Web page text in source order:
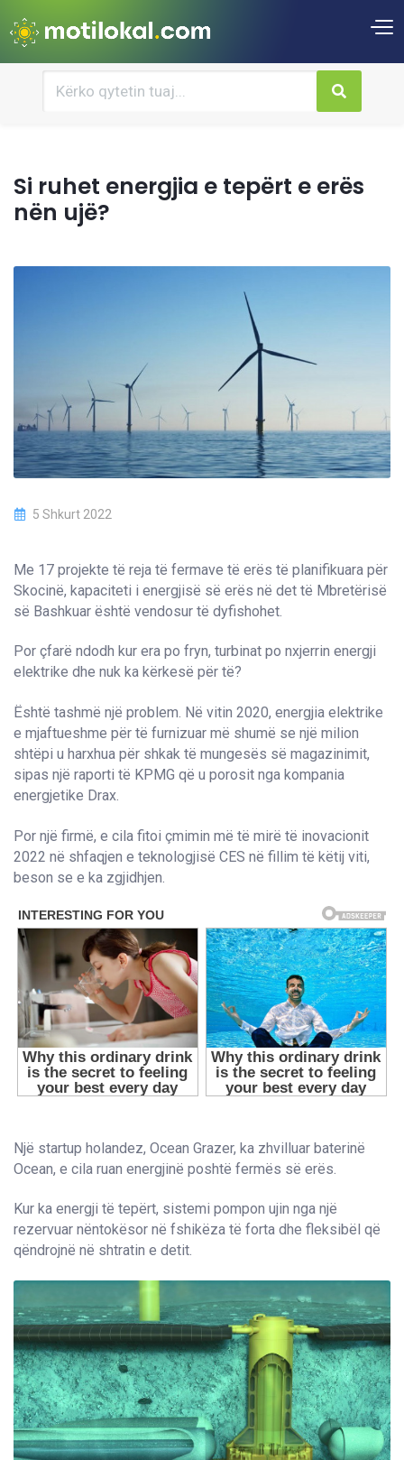
Si ruhet energjia e tepërt e erës
nën ujë?
5 Shkurt 2022
Me 17 projekte të reja të fermave të erës të planifikuara për
Skocinë, kapaciteti i energjisë së erës në det të Mbretërisë
së Bashkuar është vendosur të dyfishohet.
Por çfarë ndodh kur era po fryn, turbinat po nxjerrin energji
elektrike dhe nuk ka kërkesë për të?
Është tashmë një problem. Në vitin 2020, energjia elektrike
e mjaftueshme për të furnizuar më shumë se një milion
shtëpi u harxhua për shkak të mungesës së magazinimit,
sipas një raporti të KPMG që u porosit nga kompania
energjetike Drax.
Por një firmë, e cila fitoi çmimin më të mirë të inovacionit
2022 në shfaqjen e teknologjisë CES në fillim të këtij viti,
beson se e ka zgjidhjen.
Një startup holandez, Ocean Grazer, ka zhvilluar baterinë
Ocean, e cila ruan energjinë poshtë fermës së erës.
Kur ka energji të tepërt, sistemi pompon ujin nga një
rezervuar nëntokësor në fshikëza të forta dhe fleksibël që
qëndrojnë në shtratin e detit.